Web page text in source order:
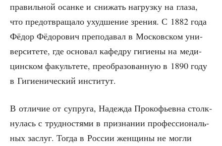
пра­виль­ной осан­ке и сни­жать нагруз­ку на гла­за,
что предот­вра­ща­ло ухуд­ше­ние зре­ния. С 1882 года
Фёдор Фёдо­ро­вич пре­по­да­вал в Мос­ков­ском уни­
вер­си­те­те, где осно­вал кафед­ру гиги­е­ны на меди­
цин­ском факуль­те­те, пре­об­ра­зо­ван­ную в 1890 году
в Гиги­е­ни­че­ский институт.
В отли­чие от супру­га, Надеж­да Про­ко­фьев­на столк­
ну­лась с труд­но­стя­ми в при­зна­нии про­фес­си­о­наль­
ных заслуг. Тогда в Рос­сии жен­щи­ны не мог­ли